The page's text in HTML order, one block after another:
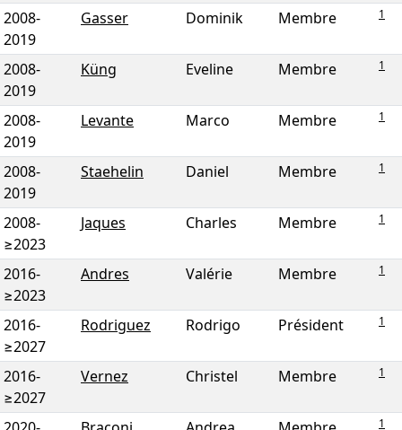
2008-
2019
Gasser Dominik Membre 1
2008-
2019
Küng Eveline Membre 1
2008-
2019
Levante Marco Membre 1
2008-
2019
Staehelin Daniel Membre 1
2008-
≥2023
Jaques Charles Membre 1
2016-
≥2023
Andres Valérie Membre 1
2016-
≥2027
Rodriguez Rodrigo Président 1
2016-
≥2027
Vernez Christel Membre 1
1